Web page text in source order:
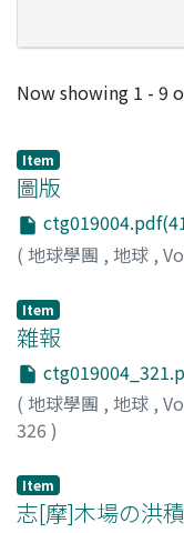
Recent
Now showing 1 - 9
Item
圖版
( 地球學團 , 地球 ,
Item
雜報
( 地球學團 , 地球 ,
326 )
Item
志[摩]木場の洪